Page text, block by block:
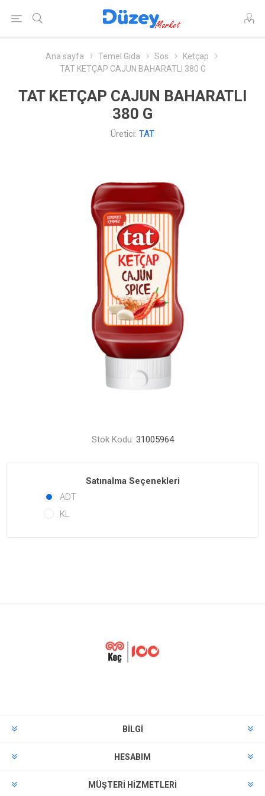
Ana sayfa Temel Gıda Sos
Ketçap
TAT KETÇAP CAJUN BAHARATLI 380 G
TAT KETÇAP CAJUN BAHARATLI
380 G
Üretici: TAT
Stok Kodu: 31005964
Satınalma Seçenekleri
ADT
KL
BILGI
HESABIM
MÜŞTERI HIZMETLERI